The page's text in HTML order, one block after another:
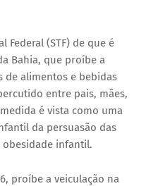
Federal (STF) de que é
Bahia, que proíbe a
de alimentos e bebidas
entre pais, mães,
é vista como uma
da persuasão das
obesidade infantil.
proíbe a veiculação na